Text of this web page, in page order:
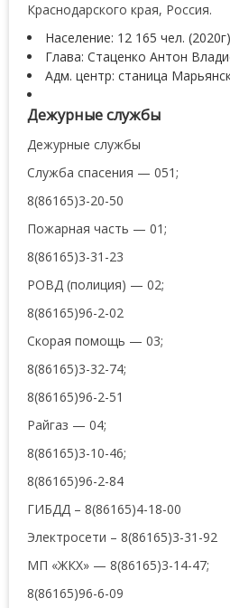
Краснодарского края, Россия.
Население: 12 165 чел. (2020г)
Глава: Стаценко Антон
Адм. центр: станица
Дежурные службы
Дежурные службы
Служба спасения — 051;
8(86165)3-20-50
Пожарная часть — 01;
8(86165)3-31-23
РОВД (полиция) — 02;
8(86165)96-2-02
Скорая помощь — 03;
8(86165)3-32-74;
8(86165)96-2-51
Райгаз — 04;
8(86165)3-10-46;
8(86165)96-2-84
ГИБДД – 8(86165)4-18-00
Электросети – 8(86165)3-31-92
МП «ЖКХ» — 8(86165)3-14-47;
8(86165)96-6-09